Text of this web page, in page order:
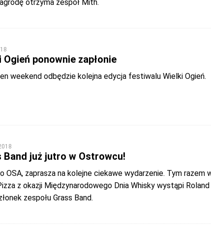
otrzyma zespół Mith.
Ogień ponownie zapłonie
weekend odbędzie kolejna edycja festiwalu Wielki Ogień.
Band już jutro w Ostrowcu!
OSA, zaprasza na kolejne ciekawe wydarzenie. Tym razem
z okazji Międzynarodowego Dnia Whisky wystąpi Roland
zespołu Grass Band.